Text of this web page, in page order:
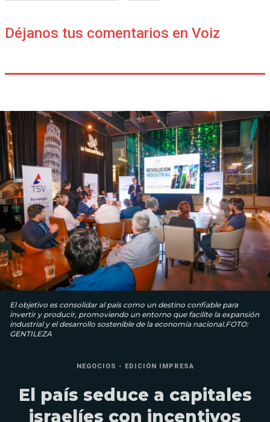
Déjanos tus comentarios en Voiz
El objetivo es consolidar al país como un destino confiable para
invertir y producir, promoviendo un entorno que facilite la expansión
industrial y el desarrollo sostenible de la economía nacional.FOTO:
GENTILEZA
NEGOCIOS - EDICIÓN IMPRESA
El país seduce a capitales
israelíes con incentivos